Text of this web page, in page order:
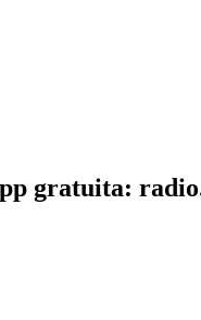
gratuita: